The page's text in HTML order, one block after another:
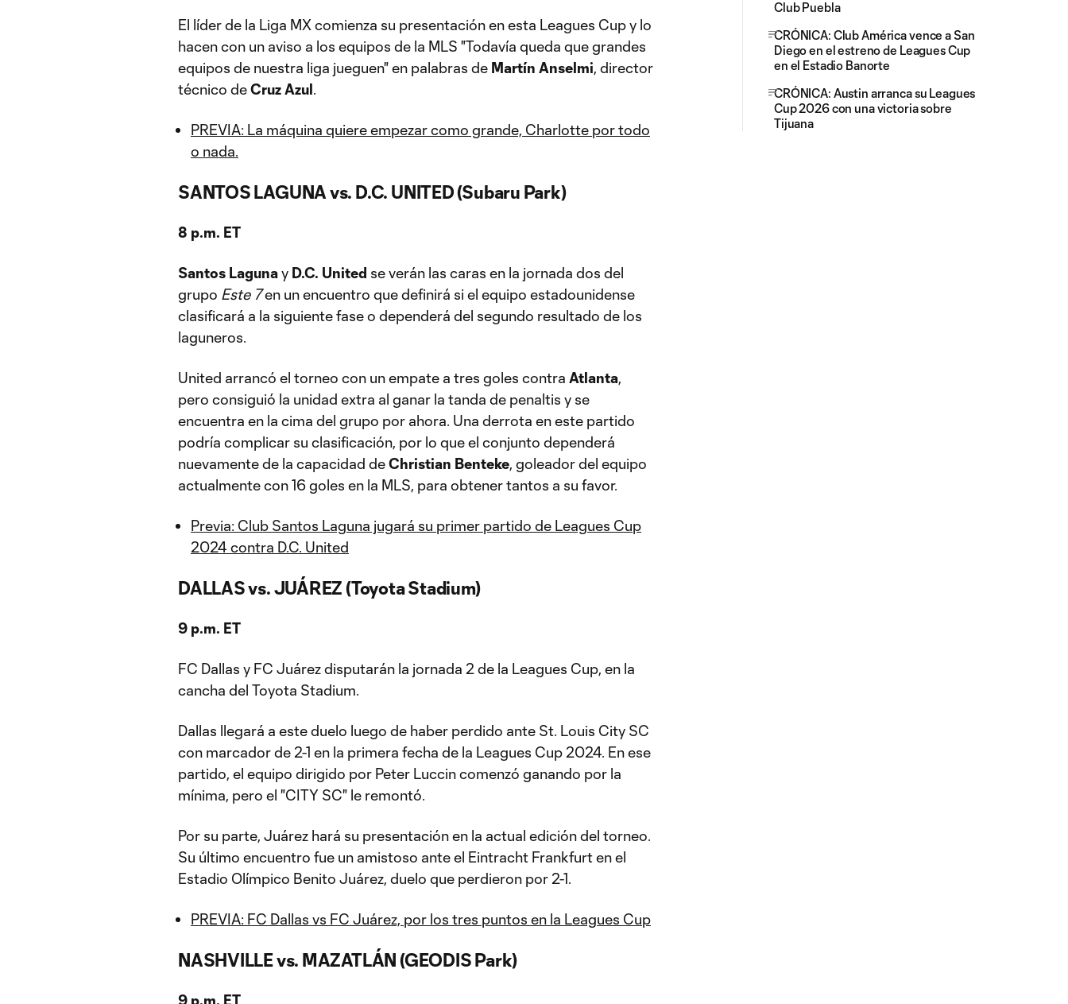
El líder de la Liga MX comienza su presentación en esta Leagues Cup y lo
hacen con un aviso a los equipos de la MLS "Todavía queda que grandes
equipos de nuestra liga jueguen" en palabras de Martín Anselmi, director
técnico deCruz Azul.
PREVIA: La máquina quiere empezar como grande, Charlotte por todo
o nada.
SANTOS LAGUNA vs. D.C. UNITED (Subaru Park)
8 p.m. ET
Santos Lagunay D.C. United se verán las caras en la jornada dos del
grupo Este 7en un encuentro que definirá si el equipo estadounidense
clasificará a la siguiente fase o dependerá del segundo resultado de los
laguneros.
United arrancó el torneo con un empate a tres goles contra Atlanta,
pero consiguió la unidad extra al ganar la tanda de penaltis y se
encuentra en la cima del grupo por ahora. Una derrota en este partido
podría complicar su clasificación, por lo que el conjunto dependerá
nuevamente de la capacidad deChristian Benteke, goleador del equipo
actualmente con 16 goles en la MLS, para obtener tantos a su favor.
Previa: Club Santos Laguna jugará su primer partido de Leagues Cup
2024 contra D.C. United
DALLAS vs. JUÁREZ (Toyota Stadium)
9 p.m. ET
FC Dallas y FC Juárez disputarán la jornada 2 de la Leagues Cup, en la
cancha del Toyota Stadium.
Dallas llegará a este duelo luego de haber perdido ante St. Louis City SC
con marcador de 2-1 en la primera fecha de la Leagues Cup 2024. En ese
partido, el equipo dirigido por Peter Luccin comenzó ganando por la
mínima, pero el "CITY SC" le remontó.
Por su parte, Juárez hará su presentación en la actual edición del torneo.
Su último encuentro fue un amistoso ante el Eintracht Frankfurt en el
Estadio Olímpico Benito Juárez, duelo que perdieron por 2-1.
PREVIA: FC Dallas vs FC Juárez, por los tres puntos en la Leagues Cup
NASHVILLE vs. MAZATLÁN (GEODIS Park)
9 p.m. ET
Club Puebla
CRÓNICA: Club América vence a San
Diego en el estreno de Leagues Cup
en el Estadio Banorte
CRÓNICA: Austin arranca su Leagues
Cup 2026 con una victoria sobre
Tijuana